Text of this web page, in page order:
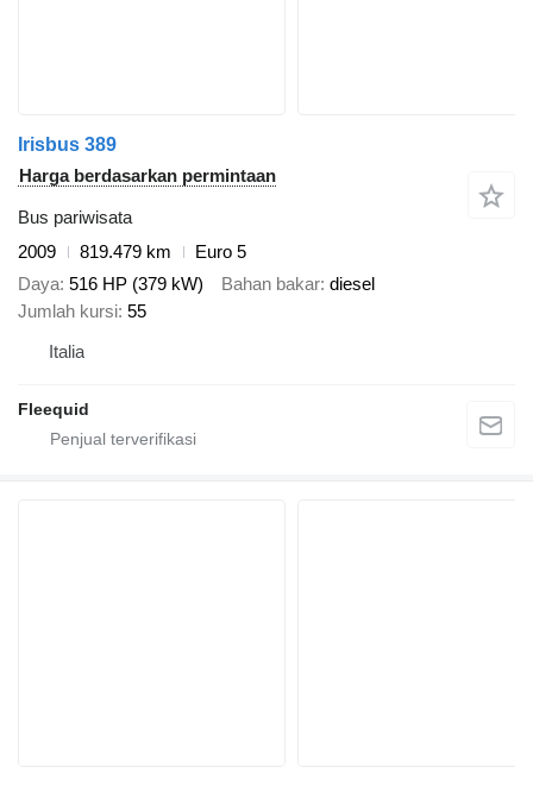
Irisbus 389
Harga berdasarkan permintaan
Bus pariwisata
2009
819.479 km
Euro 5
Daya 516 HP (379 kW) Bahan bakar diesel
Jumlah kursi 55
Italia
Fleequid